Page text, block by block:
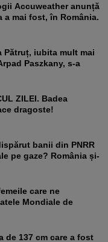
a mai fost, în România.
Paszkany, s-a
dragoste!
pe gaze? România și-
Mondiale de